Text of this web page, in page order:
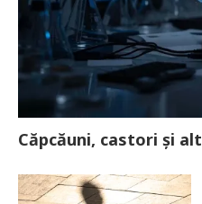
Căpcăuni, castori și